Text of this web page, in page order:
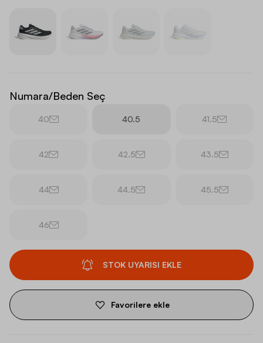
Numara/Beden Seç
40 40.5 41.5
42 42.5 43.5
44 44.5 45.5
46
STOK UYARISI EKLE
Favorilere ekle